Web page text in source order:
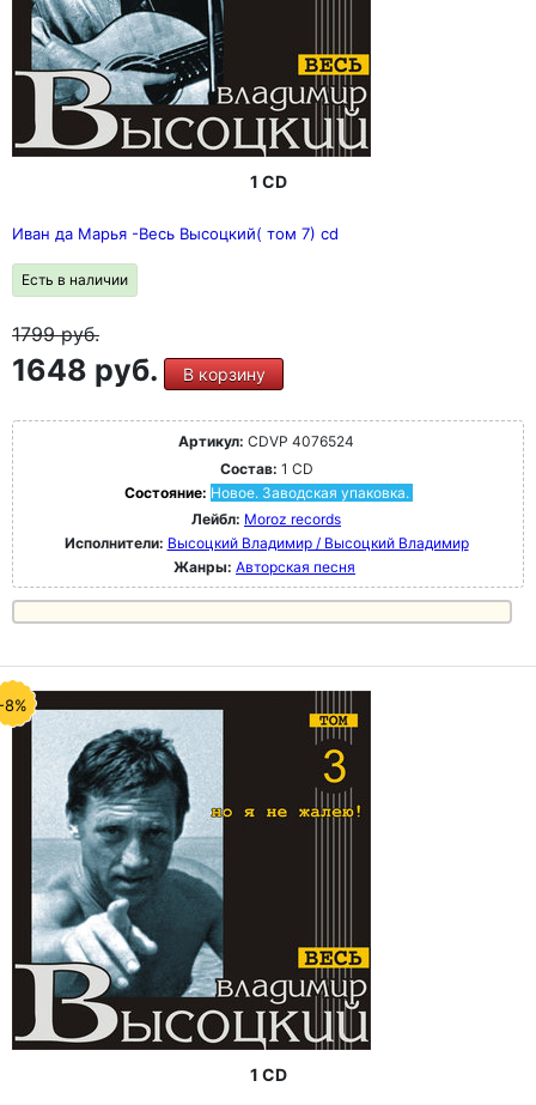
1 CD
Иван да Марья -Весь Высоцкий( том 7) cd
Есть в наличии
1799руб.
1648 руб. В корзину
Артикул: CDVP 4076524
Состав: 1 CD
Состояние: Новое. Заводская упаковка.
Лейбл: Moroz records
Исполнители: Высоцкий Владимир / Высоцкий Владимир
Жанры: Авторская песня
8%
1 CD